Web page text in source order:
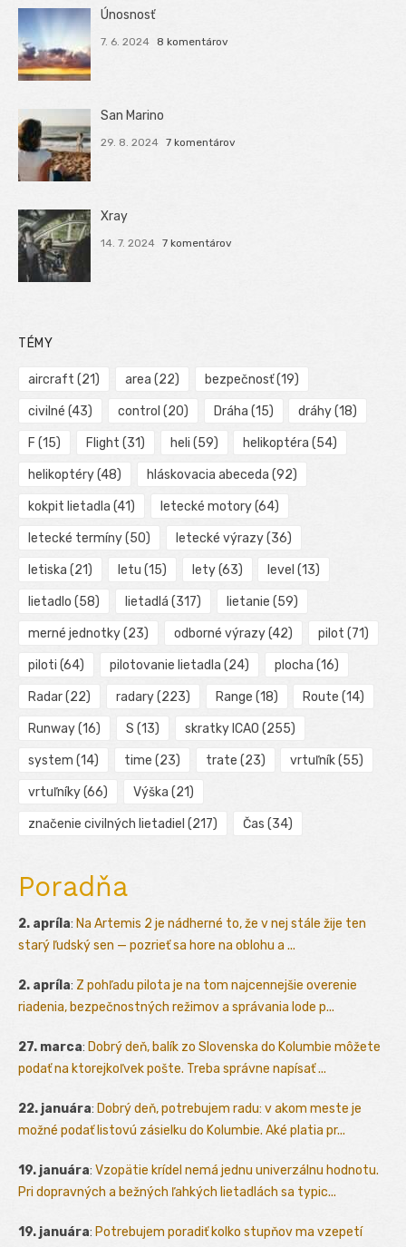
Únosnosť
7. 6. 2024 8 komentárov
San Marino
29. 8. 2024 7 komentárov
Xray
14. 7. 2024 7 komentárov
TÉMY
aircraft (21) area (22) bezpečnosť(19)
civilné (43) control (20) Dráha (15) dráhy(18)
F (15) Flight (31) heli (59) helikoptéra (54)
helikoptéry(48) hláskovacia abeceda (92)
kokpit lietadla (41) letecké motory(64)
letecké termíny(50) letecké výrazy(36)
letiska (21) letu (15) lety(63) level (13)
lietadlo (58) lietadlá (317) lietanie (59)
merné jednotky(23) odborné výrazy(42) pilot (71)
piloti (64) pilotovanie lietadla (24) plocha (16)
Radar(22) radary(223) Range (18) Route (14)
Runway(16) S (13) skratky ICAO (255)
system (14) time (23) trate (23) vrtuľník(55)
vrtuľníky(66) Výška (21)
značenie civilných lietadiel (217) Čas (34)
Poradňa
2. apríla: Na Artemis 2 je nádherné to, že v nej stále žije ten
starý ľudský sen — pozrieť sa hore na oblohu a ...
2. apríla: Z pohľadu pilota je na tom najcennejšie overenie
riadenia, bezpečnostných režimov a správania lode p...
27. marca: Dobrý deň, balík zo Slovenska do Kolumbie môžete
podať na ktorejkoľvek pošte. Treba správne napísať ...
22. januára: Dobrý deň, potrebujem radu: v akom meste je
možné podať listovú zásielku do Kolumbie. Aké platia pr...
19. januára: Vzopätie krídel nemá jednu univerzálnu hodnotu.
Pri dopravných a bežných ľahkých lietadlách sa typic...
19. januára: Potrebujem poradiť kolko stupňov ma vzepetí